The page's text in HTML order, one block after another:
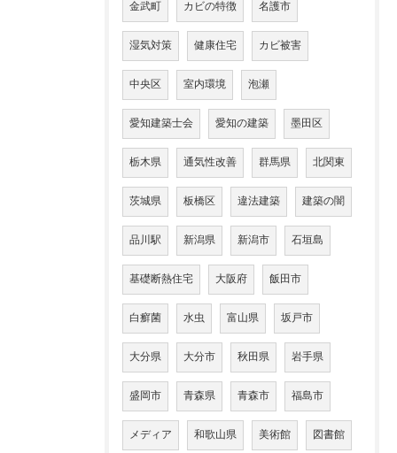
金武町 カビの特徴 名護市
湿気対策 健康住宅 カビ被害
中央区 室内環境 泡瀬
愛知建築士会 愛知の建築 墨田区
栃木県 通気性改善 群馬県 北関東
茨城県 板橋区 違法建築 建築の闇
品川駅 新潟県 新潟市 石垣島
基礎断熱住宅 大阪府 飯田市
白癬菌 水虫 富山県 坂戸市
大分県 大分市 秋田県 岩手県
盛岡市 青森県 青森市 福島市
メディア 和歌山県 美術館 図書館